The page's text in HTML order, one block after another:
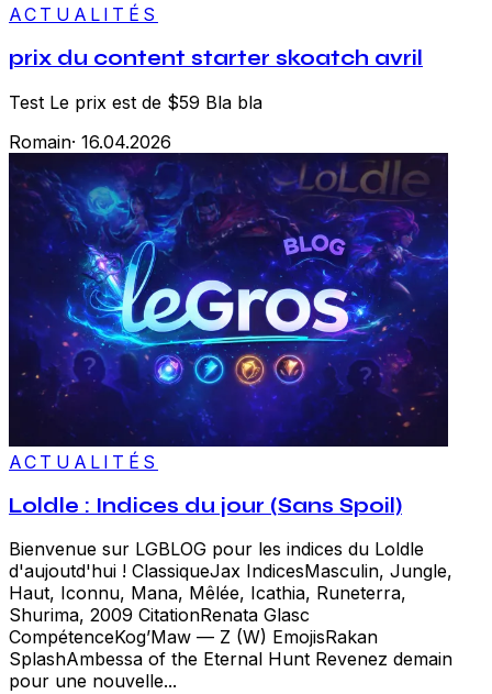
ACTUALITÉS
prix du content starter skoatch avril
Test Le prix est de $59 Bla bla
Romain· 16.04.2026
ACTUALITÉS
Loldle : Indices du jour (Sans Spoil)
Bienvenue sur LGBLOG pour les indices du Loldle
d'aujoutd'hui ! ClassiqueJax IndicesMasculin, Jungle,
Haut, Iconnu, Mana, Mêlée, Icathia, Runeterra,
Shurima, 2009 CitationRenata Glasc
CompétenceKog’Maw — Z (W) EmojisRakan
SplashAmbessa of the Eternal Hunt Revenez demain
pour une nouvelle...